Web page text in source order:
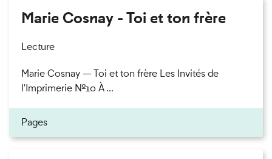
Marie Cosnay - Toi et ton frère
Lecture
Marie Cosnay — Toi et ton frère Les Invités de
l'Imprimerie n°10 À ...
Pages